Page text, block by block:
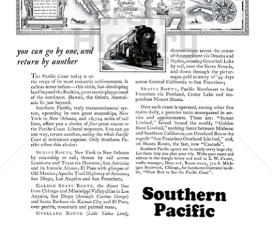
SOUTHERN PACIFIC Southern Pacific 1928